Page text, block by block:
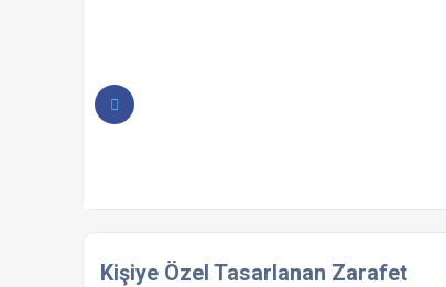
Kişiye Özel Tasarlanan Zarafet